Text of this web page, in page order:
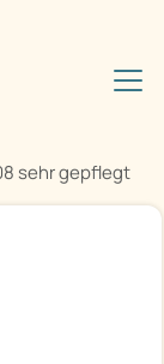
sehr gepflegt